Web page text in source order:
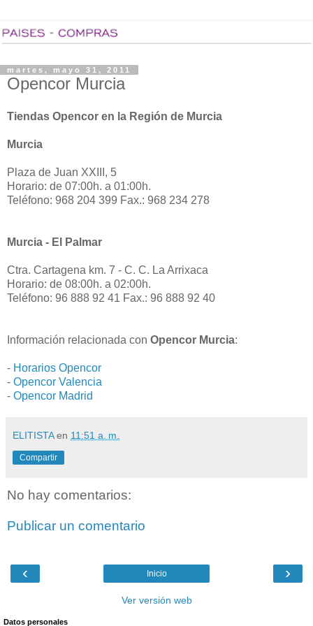
martes, mayo 31, 2011
Opencor Murcia
Tiendas Opencor en la Región de Murcia
Murcia
Plaza de Juan XXIII, 5
Horario: de 07:00h. a 01:00h.
Teléfono: 968 204 399 Fax.: 968 234 278
Murcia - El Palmar
Ctra. Cartagena km. 7 - C. C. La Arrixaca
Horario: de 08:00h. a 02:00h.
Teléfono: 96 888 92 41 Fax.: 96 888 92 40
Información relacionada con Opencor Murcia:
- Horarios Opencor
- Opencor Valencia
- Opencor Madrid
ELITISTA en 11:51 a. m.
Compartir
No hay comentarios:
Publicar un comentario
‹ ›
Inicio
Ver versión web
Datos personales